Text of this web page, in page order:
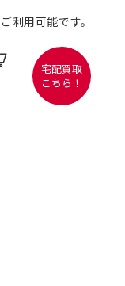
ご利用可能です。
宅配買取
こちら！